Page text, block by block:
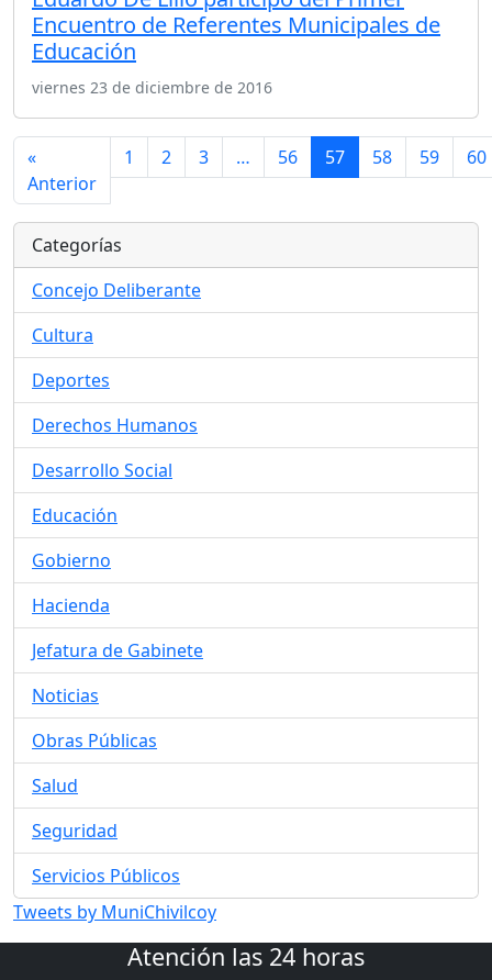
Encuentro de Referentes Municipales de
Educación
viernes 23 de diciembre de 2016
«
Anterior
1 2 3 … 56 57 58 59 60
Categorías
Concejo Deliberante
Cultura
Deportes
Derechos Humanos
Desarrollo Social
Educación
Gobierno
Hacienda
Jefatura de Gabinete
Noticias
Obras Públicas
Salud
Seguridad
Servicios Públicos
Tweets by MuniChivilcoy
Atención las 24 horas